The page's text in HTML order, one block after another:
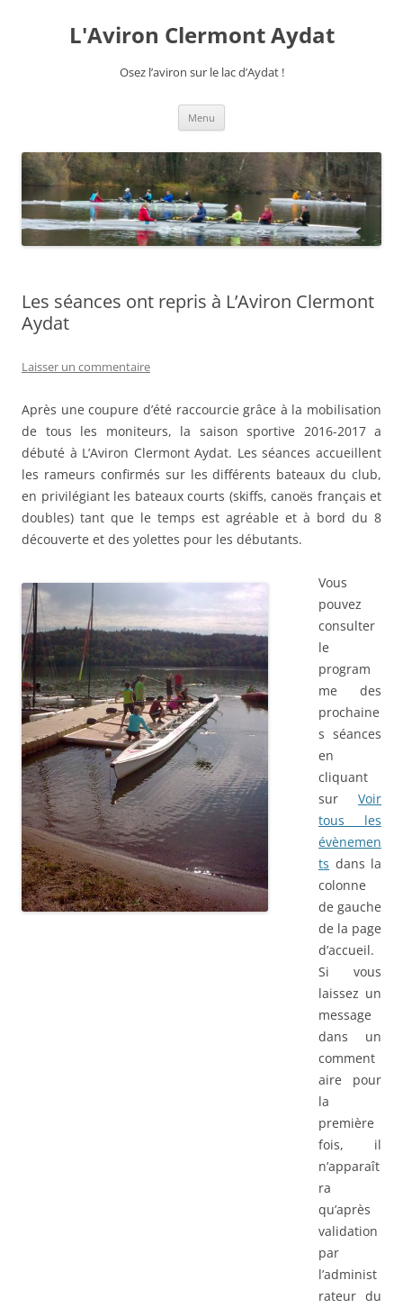
L'Aviron Clermont Aydat
Osez l’aviron sur le lac d’Aydat !
Menu
Les séances ont repris à L’Aviron Clermont
Aydat
Laisser un commentaire
Après une coupure d’été raccourcie grâce à la mobilisation
de tous les moniteurs, la saison sportive 2016-2017 a
débuté à L’Aviron Clermont Aydat. Les séances accueillent
les rameurs confirmés sur les différents bateaux du club,
en privilégiant les bateaux courts (skiffs, canoës français et
doubles) tant que le temps est agréable et à bord du 8
découverte et des yolettes pour les débutants.
Vous
pouvez
consulter
le
program
me des
prochaine
s séances
en
cliquant
sur Voir
tous les
évènemen
ts dans la
colonne
de gauche
de la page
d’accueil.
Si vous
laissez un
message
dans un
comment
aire pour
la
première
fois, il
n’apparaît
ra
qu’après
validation
par
l’administ
rateur du